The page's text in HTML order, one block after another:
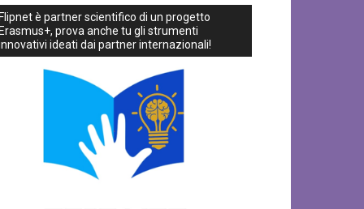
Flipnet è partner scientifico di un progetto
Erasmus+, prova anche tu gli strumenti
ideati dai partner internazionali!